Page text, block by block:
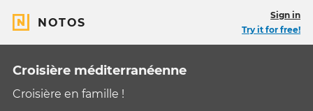
NOTOS
Sign in
Try it for free!
Croisière méditerranéenne
Croisière en famille !